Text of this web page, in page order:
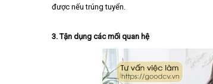
được nếu trúng tuyển.
3. Tận dụng các mối quan hệ